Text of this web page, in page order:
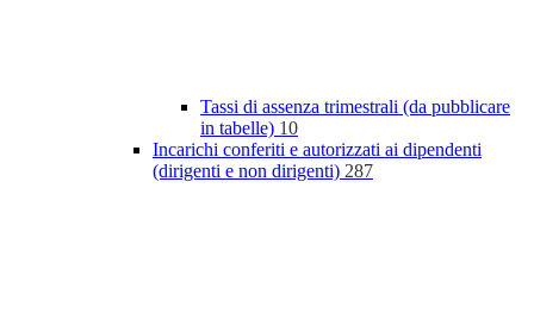
Tassi di assenza trimestrali (da pubblicare
in tabelle) 10
Incarichi conferiti e autorizzati ai dipendenti
(dirigenti e non dirigenti) 287